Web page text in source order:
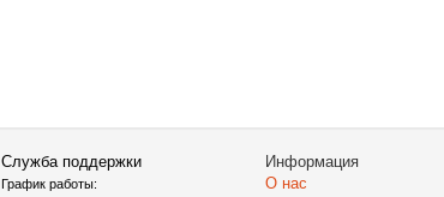
Служба поддержки
График работы:
Информация
О нас